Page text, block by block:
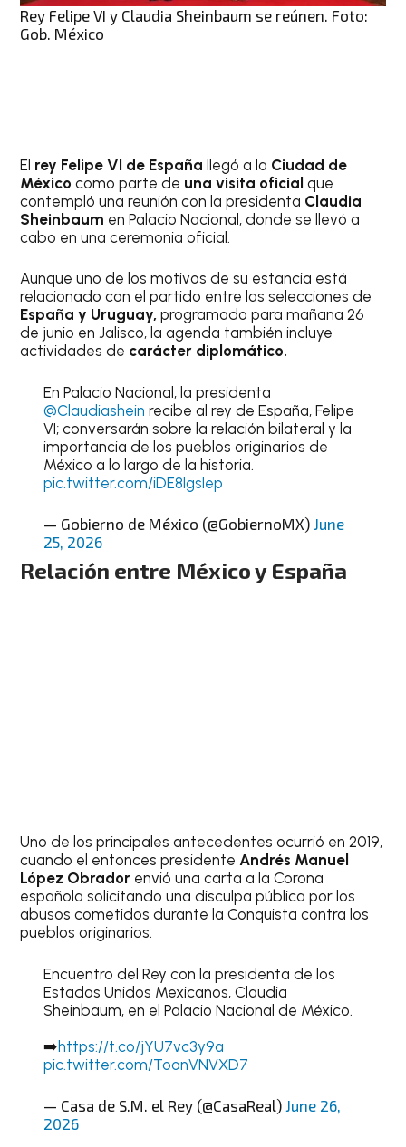
Rey Felipe VI y Claudia Sheinbaum se reúnen. Foto:
Gob. México
El rey Felipe VI de España llegó a la Ciudad de
México como parte de una visita oficial que
contempló una reunión con la presidenta Claudia
Sheinbaum en Palacio Nacional, donde se llevó a
cabo en una ceremonia oficial.
Aunque uno de los motivos de su estancia está
relacionado con el partido entre las selecciones de
España y Uruguay,programado para mañana 26
de junio en Jalisco, la agenda también incluye
actividades de carácter diplomático.
En Palacio Nacional, la presidenta
@Claudiashein recibe al rey de España, Felipe
VI; conversarán sobre la relación bilateral y la
importancia de los pueblos originarios de
México a lo largo de la historia.
pic.twitter.com/iDE8lgslep
— Gobierno de México (@GobiernoMX) June
25, 2026
Relación entre México y España
Uno de los principales antecedentes ocurrió en 2019,
cuando el entonces presidenteAndrés Manuel
López Obrador envió una carta a la Corona
española solicitando una disculpa pública por los
abusos cometidos durante la Conquista contra los
pueblos originarios.
Encuentro del Rey con la presidenta de los
Estados Unidos Mexicanos, Claudia
Sheinbaum, en el Palacio Nacional de México.
➡️https://t.co/jYU7vc3y9a
pic.twitter.com/ToonVNVXD7
— Casa de S.M. el Rey (@CasaReal) June 26,
2026